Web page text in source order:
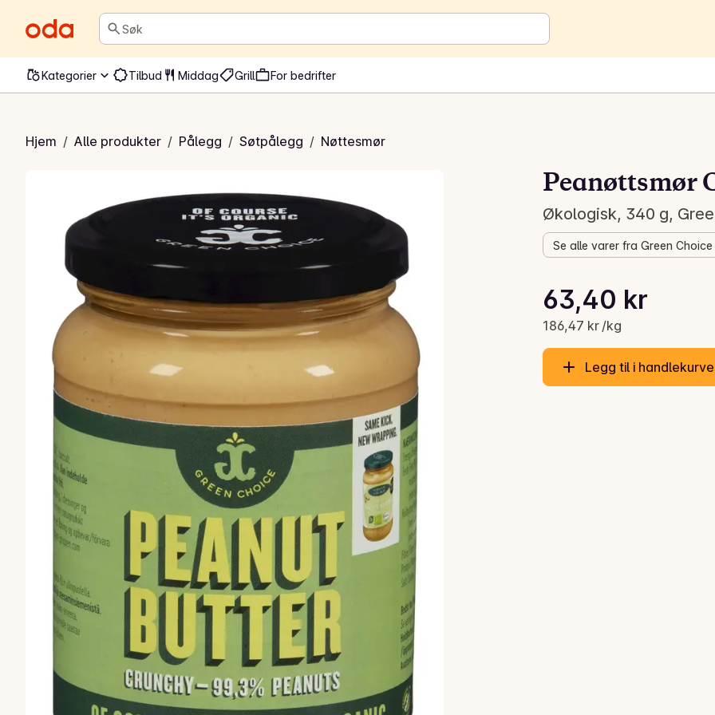
Søk
Kategorier Tilbud Middag Grill For bedrifter
Hjem / Alle produkter / Pålegg / Søtpålegg / Nøttesmør
Crunchy
Peanøttsmør
Økologisk, 340 g,
Se alle varer fra Green Choice
Gjeldende pris er: 63,40 kr
63,40 kr
186,47 kr /kg
Stykkpris: 186,47 kr /kg
Legg til i